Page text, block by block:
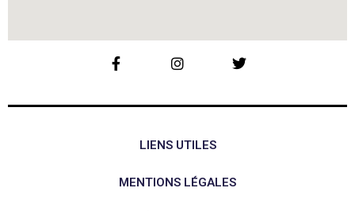
LIENS UTILES
MENTIONS LÉGALES